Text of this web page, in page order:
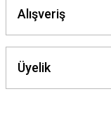
Alışveriş
Üyelik